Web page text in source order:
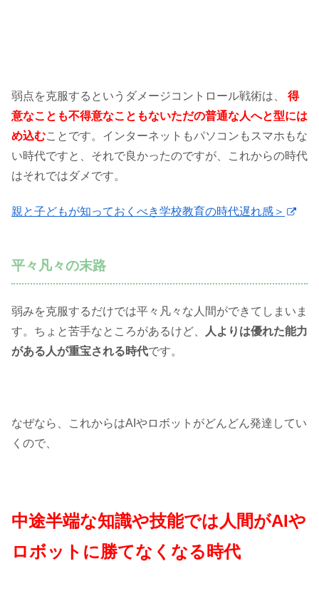
弱点を克服するというダメージコントロール戦術は、 得
意なことも不得意なこともないただの普通な人へと型には
め込むことです。インターネットもパソコンもスマホもな
い時代ですと、それで良かったのですが、これからの時代
はそれではダメです。
親と子どもが知っておくべき学校教育の時代遅れ感＞
平々凡々の末路
弱みを克服するだけでは平々凡々な人間ができてしまいま
す。ちょと苦手なところがあるけど、
人よりは優れた能力
がある人が重宝される時代です。
なぜなら、これからはAIやロボットがどんどん発達してい
くので、
中途半端な知識や技能では人間がAIや
ロボットに勝てなくなる時代